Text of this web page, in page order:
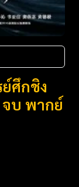
ศึกชิง
บ พากย์